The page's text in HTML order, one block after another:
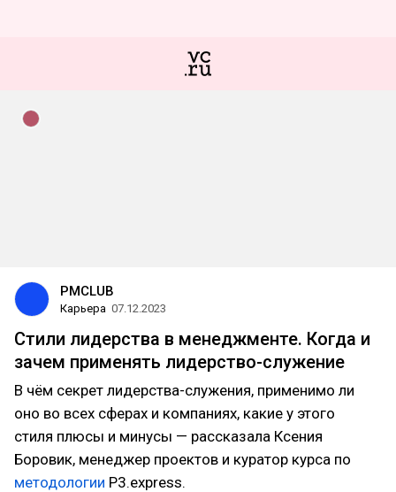
PMCLUB
Карьера 07.12.2023
Стили лидерства в менеджменте. Когда и
зачем применять лидерство-служение
В чём секрет лидерства-служения, применимо ли
оно во всех сферах и компаниях, какие у этого
стиля плюсы и минусы — рассказала Ксения
Боровик, менеджер проектов и куратор курса по
методологии P3.express.